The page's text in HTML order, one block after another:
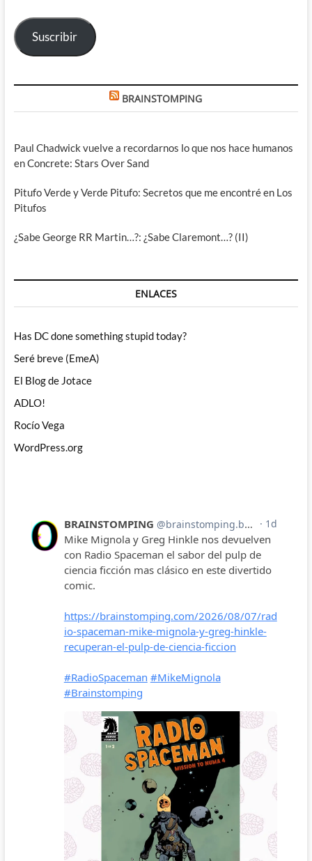
electrónico
Suscribir
BRAINSTOMPING
Paul Chadwick vuelve a recordarnos lo que nos hace humanos
en Concrete: Stars Over Sand
Pitufo Verde y Verde Pitufo: Secretos que me encontré en Los
Pitufos
¿Sabe George RR Martin…?: ¿Sabe Claremont…? (II)
ENLACES
Has DC done something stupid today?
Seré breve (EmeA)
El Blog de Jotace
ADLO!
Rocío Vega
WordPress.org